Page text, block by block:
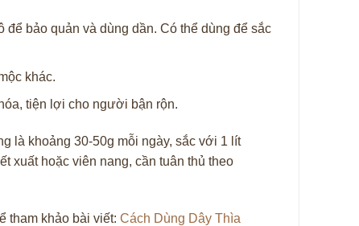
bảo quản và dùng dần. Có thể dùng để sắc
khác.
tiện lợi cho người bận rộn.
là khoảng 30-50g mỗi ngày, sắc với 1 lít
xuất hoặc viên nang, cần tuân thủ theo
tham khảo bài viết: Cách Dùng Dây Thìa